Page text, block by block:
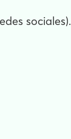
sociales).